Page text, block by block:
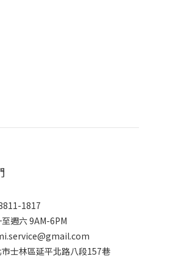
1817
週六 9AM-6PM
士林區延平北路八段157巷